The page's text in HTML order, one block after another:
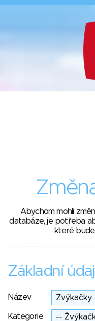
Abychom mohli
databáze, je potřeba
které bude
Základní
Název
Kategorie